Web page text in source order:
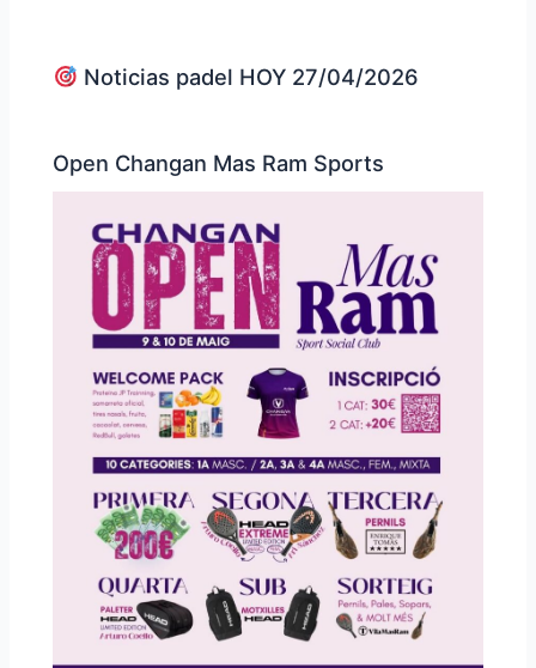
Noticias padel HOY 27/04/2026
Open Changan Mas Ram Sports